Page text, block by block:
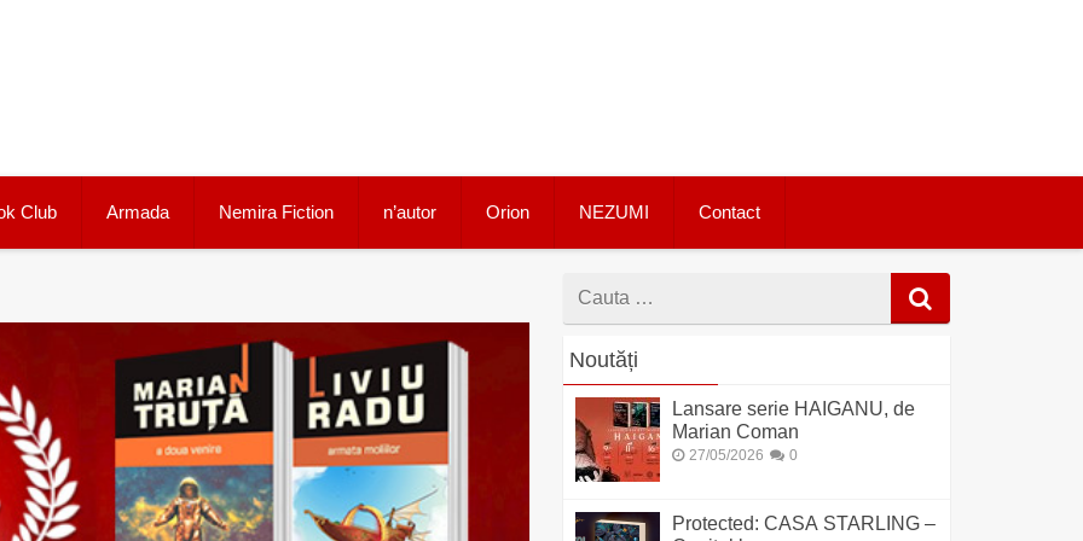
Club Armada Nemira Fiction n’autor Orion NEZUMI Contact
Cauta
Noutăți
Lansare serie HAIGANU, de
Marian Coman
27/05/2026 0
Protected: CASA STARLING –